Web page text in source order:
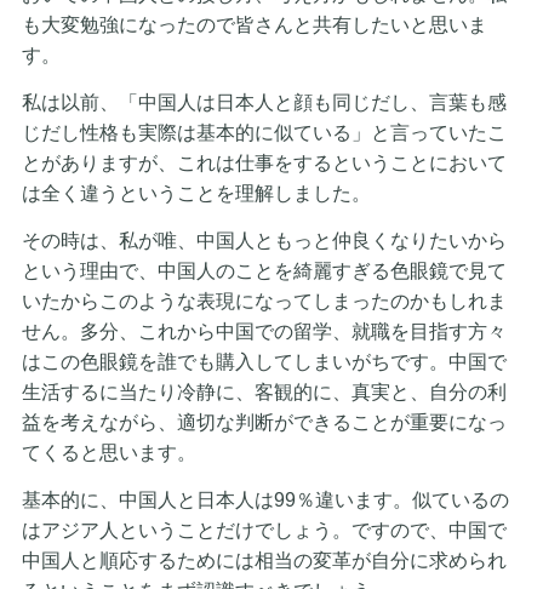
も大変勉強になったので皆さんと共有したいと思いま
す。
私は以前、「中国人は日本人と顔も同じだし、言葉も感
じだし性格も実際は基本的に似ている」と言っていたこ
とがありますが、これは仕事をするということにおいて
は全く違うということを理解しました。
その時は、私が唯、中国人ともっと仲良くなりたいから
という理由で、中国人のことを綺麗すぎる色眼鏡で見て
いたからこのような表現になってしまったのかもしれま
せん。多分、これから中国での留学、就職を目指す方々
はこの色眼鏡を誰でも購入してしまいがちです。中国で
生活するに当たり冷静に、客観的に、真実と、自分の利
益を考えながら、適切な判断ができることが重要になっ
てくると思います。
基本的に、中国人と日本人は99％違います。似ているの
はアジア人ということだけでしょう。ですので、中国で
中国人と順応するためには相当の変革が自分に求められ